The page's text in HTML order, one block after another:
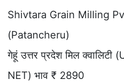
Shivtara Grain Milling
(Patancheru)
गेहूं उत्तर प्रदेश मिल
NET) भाव ₹ 2890